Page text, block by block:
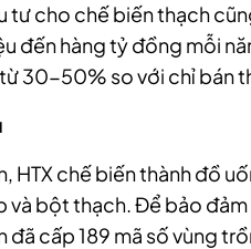
tư cho chế biến thạch
đến hàng tỷ đồng mỗi
30-50% so với chỉ bán
HTX chế biến thành đồ
bột thạch. Để bảo
cấp 189 mã số vùng